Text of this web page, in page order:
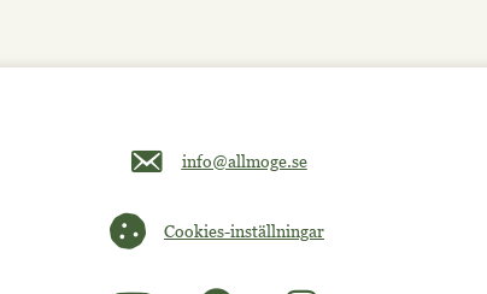
Maila oss på info@allmoge.se
info@allmoge.se
Cookies-inställningar
Cookies-inställningar